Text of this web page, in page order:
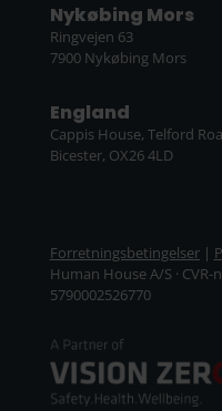
Nykøbing Mors
Ringvejen 63
7900 Nykøbing Mors
England
Cappis House, Telford
Bicester, OX26 4LD
Forretningsbetingelser|
Human House A/S · CVR-
5790002526770